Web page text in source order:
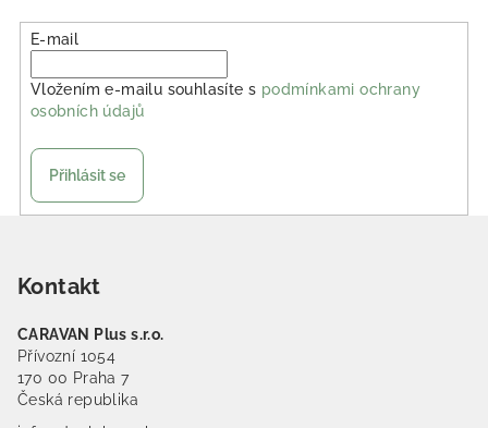
E-mail
Vložením e-mailu souhlasíte s podmínkami ochrany
osobních údajů
Přihlásit se
Kontakt
CARAVAN Plus s.r.o.
Přívozní 1054
170 00 Praha 7
Česká republika